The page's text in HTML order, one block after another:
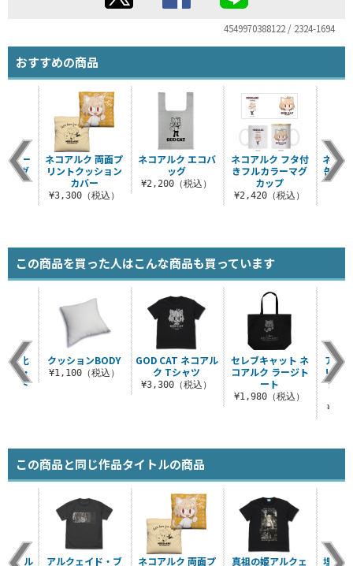
4549970388122 / 2324-1694
おすすめの商品
ネコアルク エコバ
ッグ
¥2,200（税込）
ネコアルク フタ付
きフルカラーマグ
カップ
¥2,420（税込）
ネコ
缶バ
ュー
ッグ
込）
ネコアルク 両面プ
リントクッション
カバー
¥3,300（税込）
この商品を買った人はこんな商品も買っています
GOD CAT ネコアル
ク Tシャツ
¥3,300（税込）
セレブキャット ネ
コアルク ラージト
ート
¥1,980（税込）
アル
リュ
シャ
い化
ド・
ッド
クッションBODY
¥1,100（税込）
この商品と同じ作品タイトルの商品
ネコアルク 両面プ
真祖の姫アルクェ
埋葬
コアル
アルクェイド・ブ